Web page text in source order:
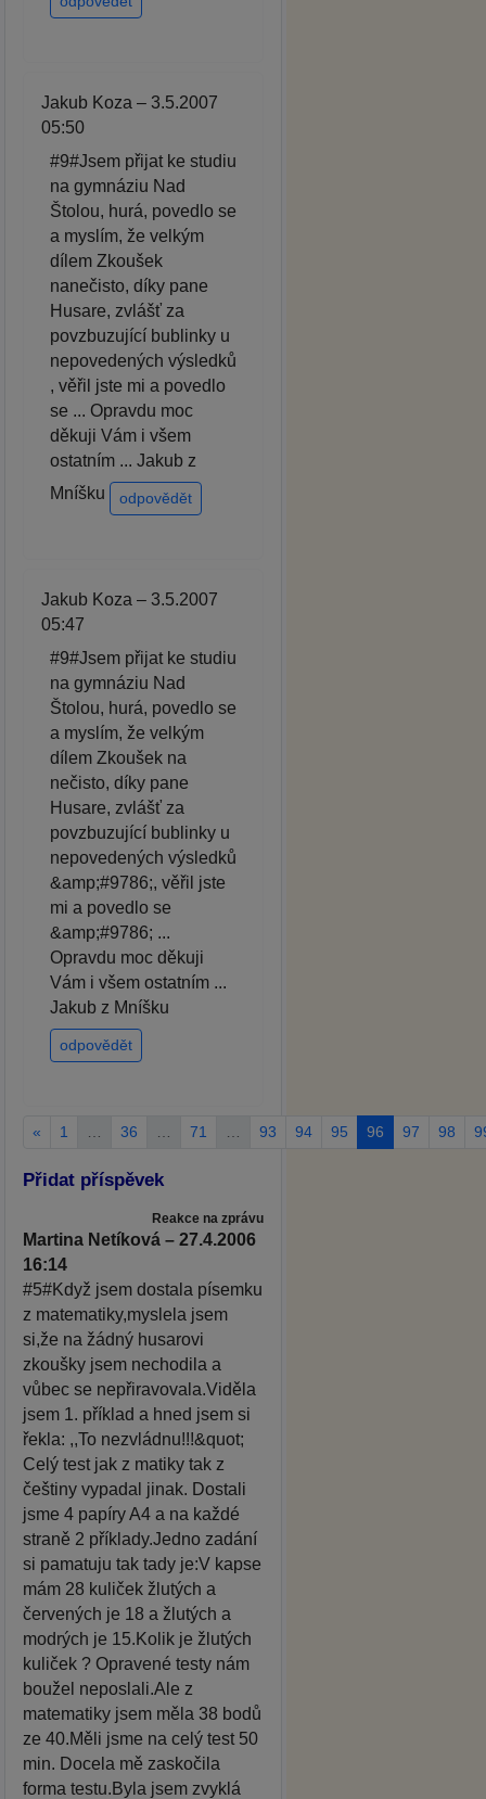
Jakub Koza – 3.5.2007
05:50
#9#Jsem přijat ke studiu
na gymnáziu Nad
Štolou, hurá, povedlo se
a myslím, že velkým
dílem Zkoušek
nanečisto, díky pane
Husare, zvlášť za
povzbuzující bublinky u
nepovedených výsledků
, věřil jste mi a povedlo
se ... Opravdu moc
děkuji Vám i všem
ostatním ... Jakub z
Mníšku
odpovědět
Jakub Koza – 3.5.2007
05:47
#9#Jsem přijat ke studiu
na gymnáziu Nad
Štolou, hurá, povedlo se
a myslím, že velkým
dílem Zkoušek na
nečisto, díky pane
Husare, zvlášť za
povzbuzující bublinky u
nepovedených výsledků
&amp;#9786;, věřil jste
mi a povedlo se
&amp;#9786; ...
Opravdu moc děkuji
Vám i všem ostatním ...
Jakub z Mníšku
odpovědět
« 1 36 71 93 94 95 96 97 98
Přidat příspěvek
Reakce na zprávu
Martina Netíková – 27.4.2006
16:14
#5#Když jsem dostala písemku
z matematiky,myslela jsem
si,že na žádný husarovi
zkoušky jsem nechodila a
vůbec se nepřiravovala.Viděla
jsem 1. příklad a hned jsem si
řekla: ,,To nezvládnu!!!&quot;
Celý test jak z matiky tak z
češtiny vypadal jinak. Dostali
jsme 4 papíry A4 a na každé
straně 2 příklady.Jedno zadání
si pamatuju tak tady je:V kapse
mám 28 kuliček žlutých a
červených je 18 a žlutých a
modrých je 15.Kolik je žlutých
kuliček ? Opravené testy nám
boužel neposlali.Ale z
matematiky jsem měla 38 bodů
ze 40.Měli jsme na celý test 50
min. Docela mě zaskočila
forma testu.Byla jsem zvyklá